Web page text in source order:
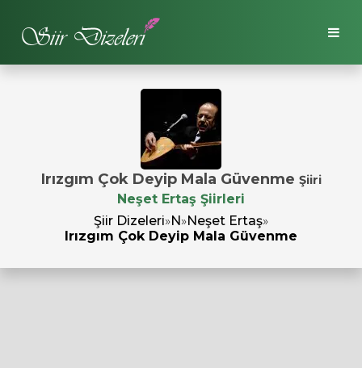
Irızgım Çok Deyip Mala Güvenme Şiiri
Neşet Ertaş Şiirleri
Şiir Dizeleri»N»Neşet Ertaş»
Irızgım Çok Deyip Mala Güvenme